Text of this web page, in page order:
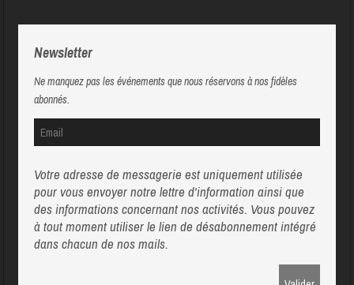
Newsletter
Ne manquez pas les événements que nous réservons à nos fidèles
abonnés.
Votre adresse de messagerie est uniquement utilisée
pour vous envoyer notre lettre d'information ainsi que
des informations concernant nos activités. Vous pouvez
à tout moment utiliser le lien de désabonnement intégré
dans chacun de nos mails.